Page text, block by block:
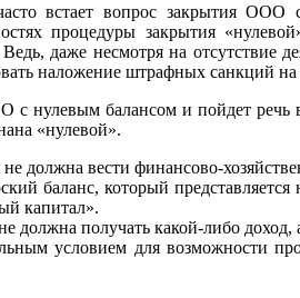
встает вопрос закрытия
процедуры закрытия
даже несмотря на отсутствие
наложение штрафных санкций на
нулевым балансом и пойдет речь в
«нулевой».
должна вести финансово-
баланс, который
капитал».
должна получать какой-либо
условием для возможности